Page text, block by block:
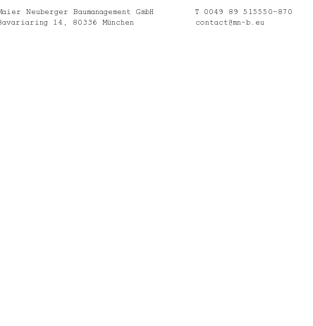
Neuberger Baumanagement GmbH
14, 80336 München
T 0049 89 515550–870
contact@mn-b.eu